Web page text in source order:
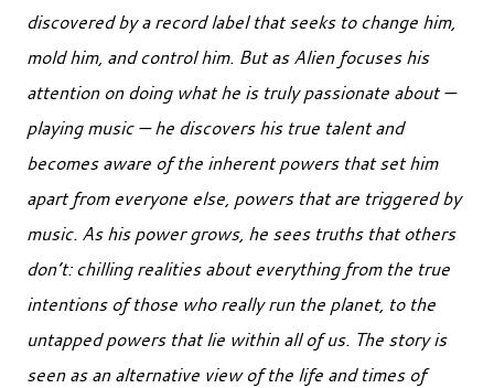
discovered by a record label that seeks to change him,
mold him, and control him. But as Alien focuses his
attention on doing what he is truly passionate about —
playing music — he discovers his true talent and
becomes aware of the inherent powers that set him
apart from everyone else, powers that are triggered by
music. As his power grows, he sees truths that others
don’t: chilling realities about everything from the true
intentions of those who really run the planet, to the
untapped powers that lie within all of us. The story is
seen as an alternative view of the life and times of